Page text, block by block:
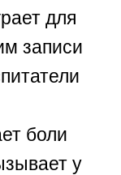
для
записи
боли
у